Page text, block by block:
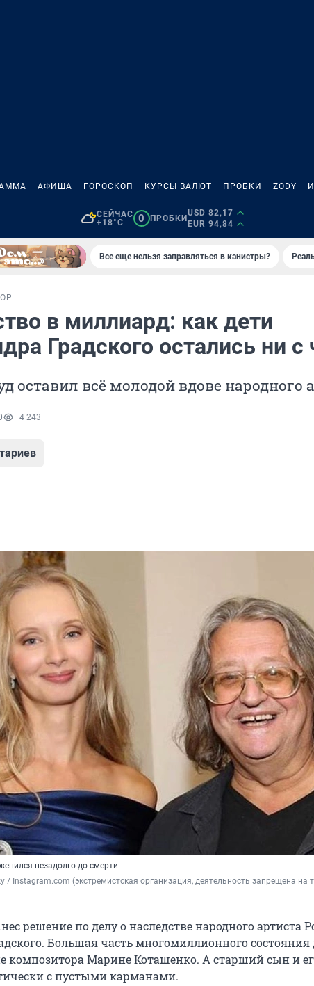
АФИША ГОРОСКОП КУРСЫ ВАЛЮТ ПРОБКИ ZODY
СЕЙЧАС
+18°C
0 ПРОБКИ
USD 82,17
EUR 94,84
Все еще нельзя заправляться в канистры?
в миллиард: как дети
Градского остались ни с
оставил всё молодой вдове народного
4 243
незадолго до смерти
/ Instagram.com (экстремистская организация, деятельность запрещена на
решение по делу о наследстве народного артиста
Большая часть многомиллионного состояния
композитора Марине Коташенко. А старший сын и
с пустыми карманами.